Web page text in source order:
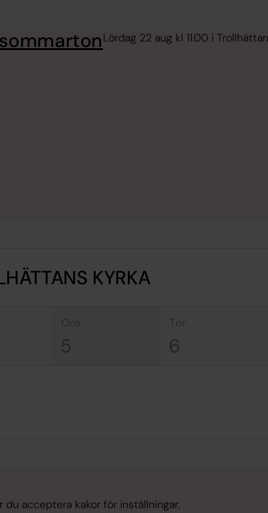
Lördag 22 aug kl 11.00 i
KYRKA
tor
6
acceptera kakor för inställningar.